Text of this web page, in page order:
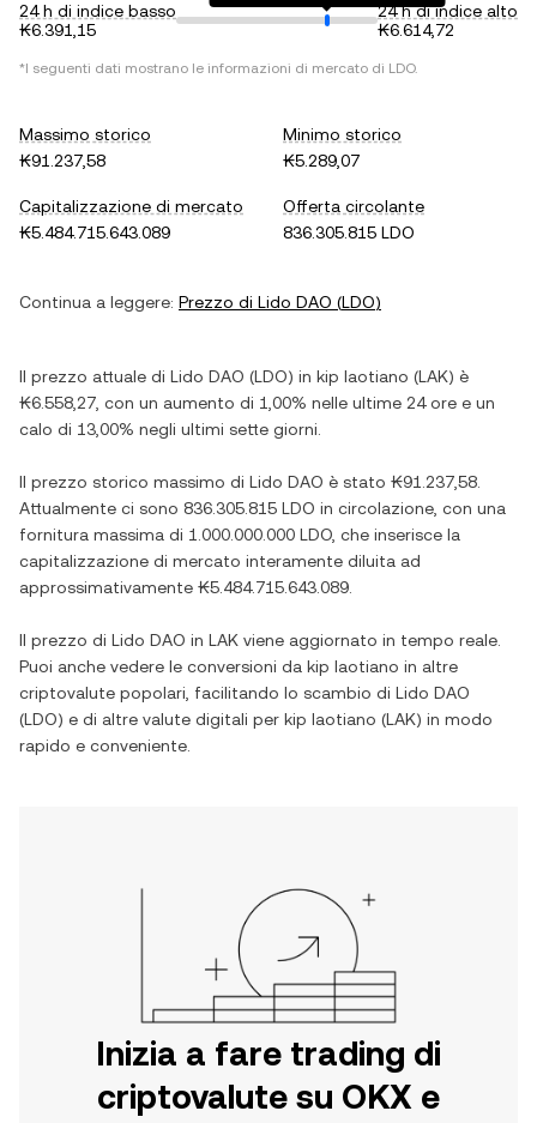
24 h di indice basso
₭6.391,15
24 h di indice alto
₭6.614,72
*I seguenti dati mostrano le informazioni di mercato di LDO.
Massimo storico
₭91.237,58
Minimo storico
₭5.289,07
Capitalizzazione di mercato
₭5.484.715.643.089
Offerta circolante
836.305.815 LDO
Continua a leggere: Prezzo di Lido DAO (LDO)
Il prezzo attuale di Lido DAO (LDO) in kip laotiano (LAK) è
₭6.558,27 , con un aumento di 1,00% nelle ultime 24 ore e un
calo di 13,00% negli ultimi sette giorni.
Il prezzo storico massimo di Lido DAO è stato ₭91.237,58
Attualmente ci sono 836.305.815 LDO in circolazione, con una
fornitura massima di 1.000.000.000 LDO , che inserisce la
capitalizzazione di mercato interamente diluita ad
approssimativamente ₭5.484.715.643.089
Il prezzo di Lido DAO in LAK viene aggiornato in tempo reale.
Puoi anche vedere le conversioni da kip laotiano in altre
criptovalute popolari, facilitando lo scambio di Lido DAO
(LDO) e di altre valute digitali per kip laotiano (LAK) in modo
rapido e conveniente.
Inizia a fare trading di
criptovalute su OKX e